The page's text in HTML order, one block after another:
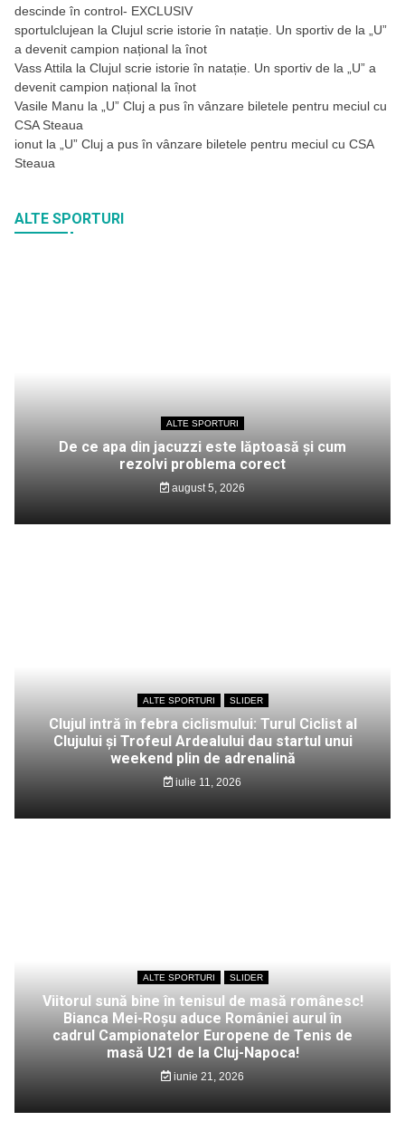
descinde în control- EXCLUSIV
sportulclujean la Clujul scrie istorie în natație. Un sportiv de la „U”
a devenit campion național la înot
Vass Attila la Clujul scrie istorie în natație. Un sportiv de la „U” a
devenit campion național la înot
Vasile Manu la
„U” Cluj a pus în vânzare biletele pentru meciul cu
CSA Steaua
ionut la
„U” Cluj a pus în vânzare biletele pentru meciul cu CSA
Steaua
ALTE SPORTURI
ALTE SPORTURI
De ce apa din jacuzzi este lăptoasă și cum
rezolvi problema corect
august 5, 2026
ALTE SPORTURI SLIDER
Clujul intră în febra ciclismului: Turul Ciclist al
Clujului și Trofeul Ardealului dau startul unui
weekend plin de adrenalină
iulie 11, 2026
ALTE SPORTURI SLIDER
Viitorul sună bine în tenisul de masă românesc!
Bianca Mei-Roșu aduce României aurul în
cadrul Campionatelor Europene de Tenis de
masă U21 de la Cluj-Napoca!
iunie 21, 2026